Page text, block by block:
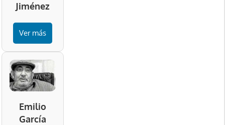
Jiménez
Ver más
Emilio
García